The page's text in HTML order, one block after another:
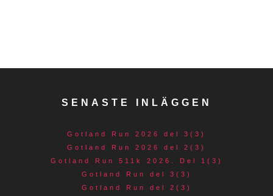
SENASTE INLÄGGEN
Gotland Run 2026 del 3(3)
Gotland Run 2026 del 2(3)
Gotland Run 511k 2026. Del 1(3)
Gotland Run del 3(3)
Gotland Run del 2(3)